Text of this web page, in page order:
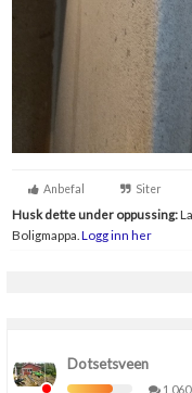
Anbefal Siter
Husk dette under oppussing:
Boligmappa. Logg inn her
Dotsetsveen
1,060